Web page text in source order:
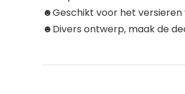
☻Geschikt voor het
☻Divers ontwerp, maak de